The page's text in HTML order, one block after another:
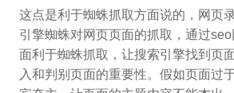
这点是利于蜘蛛抓取方面说的，网页
引擎蜘蛛对网页页面的抓取，通过
面利于蜘蛛抓取，让搜索引擎找到页
入和判别页面的重要性。假如页面过